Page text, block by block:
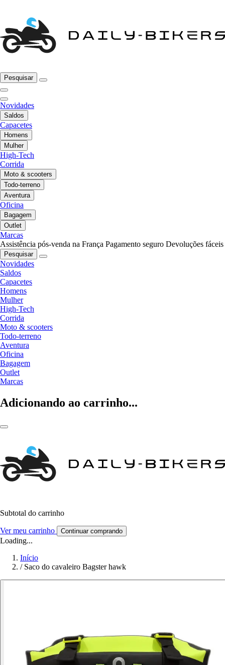
Pesquisar
Novidades
Saldos
Capacetes
Homens
Mulher
High-Tech
Corrida
Moto & scooters
Todo-terreno
Aventura
Oficina
Bagagem
Outlet
Marcas
Assistência pós-venda na França Pagamento seguro Devoluções fáceis
Pesquisar
Novidades
Saldos
Capacetes
Homens
Mulher
High-Tech
Corrida
Moto & scooters
Todo-terreno
Aventura
Oficina
Bagagem
Outlet
Marcas
Adicionando ao carrinho...
Subtotal do carrinho
Ver meu carrinho Continuar comprando
Loading...
Início
/ Saco do cavaleiro Bagster hawk